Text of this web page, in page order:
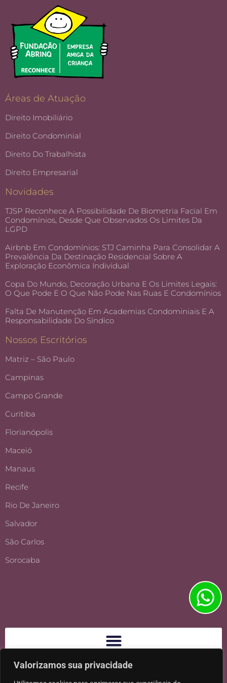
Valorizamos sua privacidade
Áreas de Atuação
Direito Imobiliário
Direito Condominial
Direito Do Trabalhista
Direito Empresarial
Novidades
TJSP Reconhece A Possibilidade De Biometria Facial Em
Condomínios, Desde Que Observados Os Limites Da
LGPD
Airbnb Em Condomínios: STJ Caminha Para Consolidar A
Prevalência Da Destinação Residencial Sobre A
Exploração Econômica Individual
Copa Do Mundo, Decoração Urbana E Os Limites Legais:
O Que Pode E O Que Não Pode Nas Ruas E Condomínios
Falta De Manutenção Em Academias Condominiais E A
Responsabilidade Do Síndico
Nossos Escritórios
Matriz – São Paulo
Campinas
Campo Grande
Curitiba
Florianópolis
Maceió
Manaus
Recife
Rio De Janeiro
Salvador
São Carlos
Sorocaba